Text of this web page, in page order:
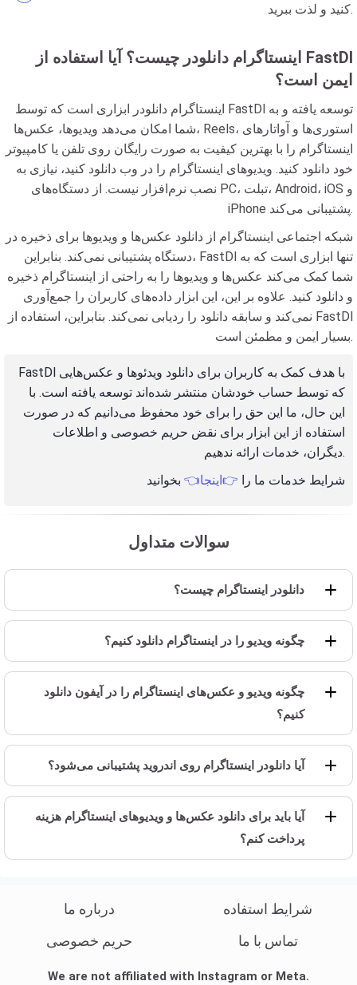
کنید و لذت ببرید.
اینستاگرام دانلودر چیست؟ آیا استفاده از FastDl
ایمن است؟
اینستاگرام دانلودر ابزاری است که توسط FastDl توسعه یافته و به
شما امکان می‌دهد ویدیوها، عکس‌ها، Reels، استوری‌ها و آواتارهای
اینستاگرام را با بهترین کیفیت به صورت رایگان روی تلفن یا کامپیوتر
خود دانلود کنید. ویدیوهای اینستاگرام را در وب دانلود کنید، نیازی به
نصب نرم‌افزار نیست. از دستگاه‌های PC، تبلت، Android، iOS و
iPhone پشتیبانی می‌کند.
شبکه اجتماعی اینستاگرام از دانلود عکس‌ها و ویدیوها برای ذخیره در
دستگاه پشتیبانی نمی‌کند. بنابراین، FastDl تنها ابزاری است که به
شما کمک می‌کند عکس‌ها و ویدیوها را به راحتی از اینستاگرام ذخیره
و دانلود کنید. علاوه بر این، این ابزار داده‌های کاربران را جمع‌آوری
نمی‌کند و سابقه دانلود را ردیابی نمی‌کند. بنابراین، استفاده از FastDl
بسیار ایمن و مطمئن است.
FastDl با هدف کمک به کاربران برای دانلود ویدئوها و عکس‌هایی
که توسط حساب خودشان منتشر شده‌اند توسعه یافته است. با
این حال، ما این حق را برای خود محفوظ می‌دانیم که در صورت
استفاده از این ابزار برای نقض حریم خصوصی و اطلاعات
دیگران، خدمات ارائه ندهیم.
شرایط خدمات ما را 👉اینجا👈 بخوانید
سوالات متداول
دانلودر اینستاگرام چیست؟
چگونه ویدیو را در اینستاگرام دانلود کنیم؟
چگونه ویدیو و عکس‌های اینستاگرام را در آیفون دانلود
کنیم؟
آیا دانلودر اینستاگرام روی اندروید پشتیبانی می‌شود؟
آیا باید برای دانلود عکس‌ها و ویدیوهای اینستاگرام هزینه
پرداخت کنم؟
درباره ما
شرایط استفاده
حریم خصوصی
تماس با ما
We are not affiliated with Instagram or Meta.